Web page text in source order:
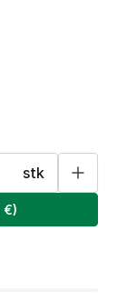
stk
€)